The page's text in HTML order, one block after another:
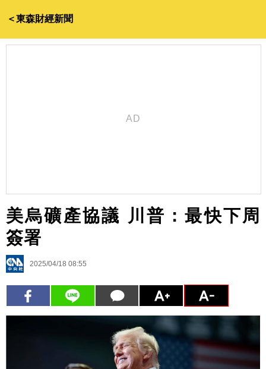
＜東森財經新聞
美烏礦產協議 川普：最快下周
簽署
2025/04/18 08:55